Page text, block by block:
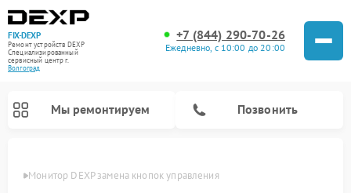
FIX-DEXP
Ремонт устройств DEXP
Специализированный
cервисный центр г.
Волгоград
+7 (844) 290-70-26
Ежедневно, с 10:00 до 20:00
Мы ремонтируем Позвонить
Монитор DEXP замена кнопок управления